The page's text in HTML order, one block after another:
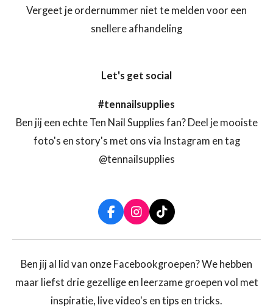
Vergeet je ordernummer niet te melden voor een
snellere afhandeling
Let's get social
#tennailsupplies
Ben jij een echte Ten Nail Supplies fan? Deel je mooiste
foto's en story's met ons via Instagram en tag
@tennailsupplies
F
a
c
b
o
k
I
n
s
a
r
a
T
i
k
o
Ben jij al lid van onze Facebookgroepen? We hebben
maar liefst drie gezellige en leerzame groepen vol met
inspiratie, live video's en tips en tricks.